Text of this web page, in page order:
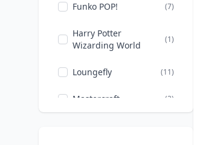
Funko POP! (7)
Harry Potter
Wizarding World
(1)
Loungefly (11)
Mastercraft (2)